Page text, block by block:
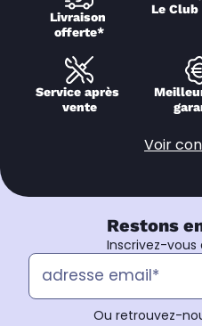
Livraison
offerte*
Le
Service après
vente
Voir
Restons
Inscrivez-vous
Ou retrouvez-